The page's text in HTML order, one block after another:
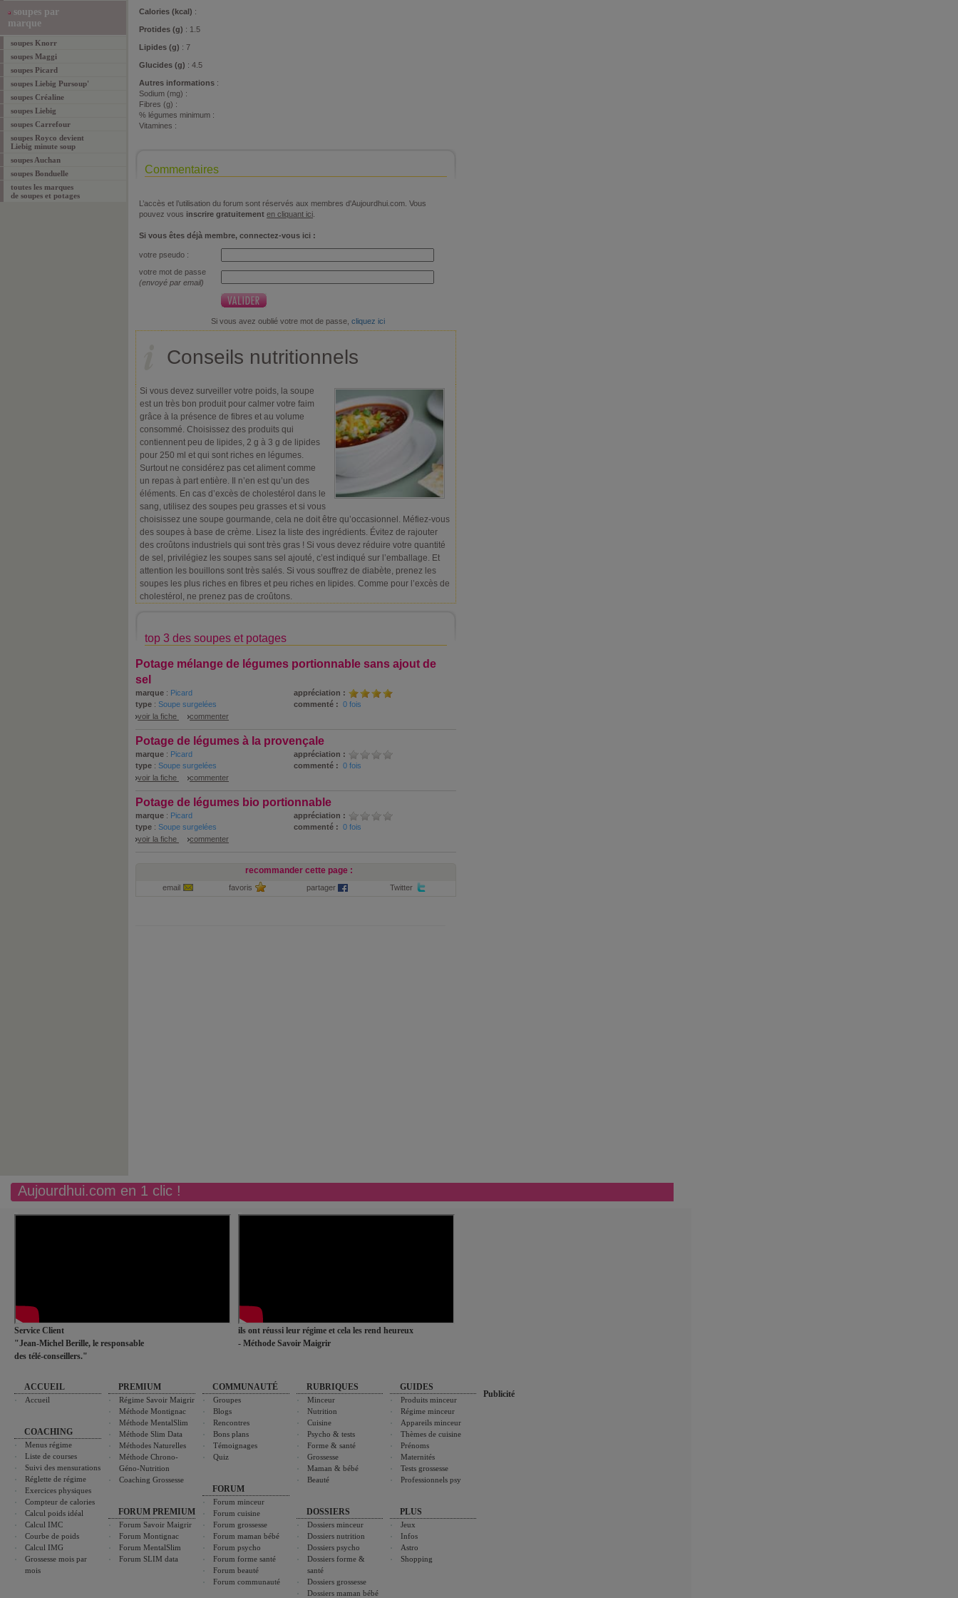
soupes par
marque
soupes Knorr
soupes Maggi
soupes Picard
soupes Liebig Pursoup'
soupes Créaline
soupes Liebig
soupes Carrefour
soupes Royco devient
Liebig minute soup
soupes Auchan
soupes Bonduelle
toutes les marques
de soupes et potages
Calories (kcal) :
Protides (g) : 1.5
Lipides (g) : 7
Glucides (g) : 4.5
Autres informations :
Sodium (mg) :
Fibres (g) :
% légumes minimum :
Vitamines :
Commentaires
L’accès et l’utilisation du forum sont réservés aux membres d'Aujourdhui.com. Vous
pouvez vous inscrire gratuitement en cliquant ici
Si vous êtes déjà membre, connectez-vous ici :
votre pseudo :
votre mot de passe
(envoyé par email)
Si vous avez oublié votre mot de passe, cliquez ici
Conseils nutritionnels
Si vous devez surveiller votre poids, la soupe
est un très bon produit pour calmer votre faim
grâce à la présence de fibres et au volume
consommé. Choisissez des produits qui
contiennent peu de lipides, 2 g à 3 g de lipides
pour 250 ml et qui sont riches en légumes.
Surtout ne considérez pas cet aliment comme
un repas à part entière. Il n’en est qu’un des
éléments. En cas d’excès de cholestérol dans le
sang, utilisez des soupes peu grasses et si vous
choisissez une soupe gourmande, cela ne doit être qu’occasionnel. Méfiez-vous
des soupes à base de crème. Lisez la liste des ingrédients. Évitez de rajouter
des croûtons industriels qui sont très gras ! Si vous devez réduire votre quantité
de sel, privilégiez les soupes sans sel ajouté, c’est indiqué sur l’emballage. Et
attention les bouillons sont très salés. Si vous souffrez de diabète, prenez les
soupes les plus riches en fibres et peu riches en lipides. Comme pour l’excès de
cholestérol, ne prenez pas de croûtons.
top 3 des soupes et potages
Potage mélange de légumes portionnable sans ajout de
sel
marque : Picard
appréciation :
type : Soupe surgelées commenté : 0 fois
voir la fiche
commenter
Potage de légumes à la provençale
marque : Picard
appréciation :
type : Soupe surgelées commenté : 0 fois
voir la fiche
commenter
Potage de légumes bio portionnable
marque : Picard
appréciation :
type : Soupe surgelées commenté : 0 fois
voir la fiche
commenter
recommander cette page :
email favoris partager Twitter
Aujourdhui.com en 1 clic !
Service Client
"Jean-Michel Berille, le responsable
des télé-conseillers."
ils ont réussi leur régime et cela les rend heureux
- Méthode Savoir Maigrir
ACCUEIL
Accueil
COACHING
Menus régime
Liste de courses
Suivi des mensurations
Réglette de régime
Exercices physiques
Compteur de calories
Calcul poids idéal
Calcul IMC
Courbe de poids
Calcul IMG
Grossesse mois par
mois
PREMIUM
Régime Savoir Maigrir
Méthode Montignac
Méthode MentalSlim
Méthode Slim Data
Méthodes Naturelles
Méthode Chrono-
Géno-Nutrition
Coaching Grossesse
FORUM PREMIUM
Forum Savoir Maigrir
Forum Montignac
Forum MentalSlim
Forum SLIM data
COMMUNAUTÉ
Groupes
Blogs
Rencontres
Bons plans
Témoignages
Quiz
FORUM
Forum minceur
Forum cuisine
Forum grossesse
Forum maman bébé
Forum psycho
Forum forme santé
Forum beauté
Forum communauté
RUBRIQUES
Minceur
Nutrition
Cuisine
Psycho & tests
Forme & santé
Grossesse
Maman & bébé
Beauté
DOSSIERS
Dossiers minceur
Dossiers nutrition
Dossiers psycho
Dossiers forme &
santé
Dossiers grossesse
Dossiers maman bébé
GUIDES
Produits minceur
Régime minceur
Appareils minceur
Thèmes de cuisine
Prénoms
Maternités
Tests grossesse
Professionnels psy
PLUS
Jeux
Infos
Astro
Shopping
Publicité